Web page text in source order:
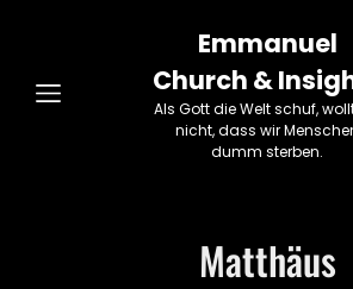
Emmanuel
Church &
Als Gott die Welt schuf,
nicht, dass wir
dumm sterben.
Matthäus